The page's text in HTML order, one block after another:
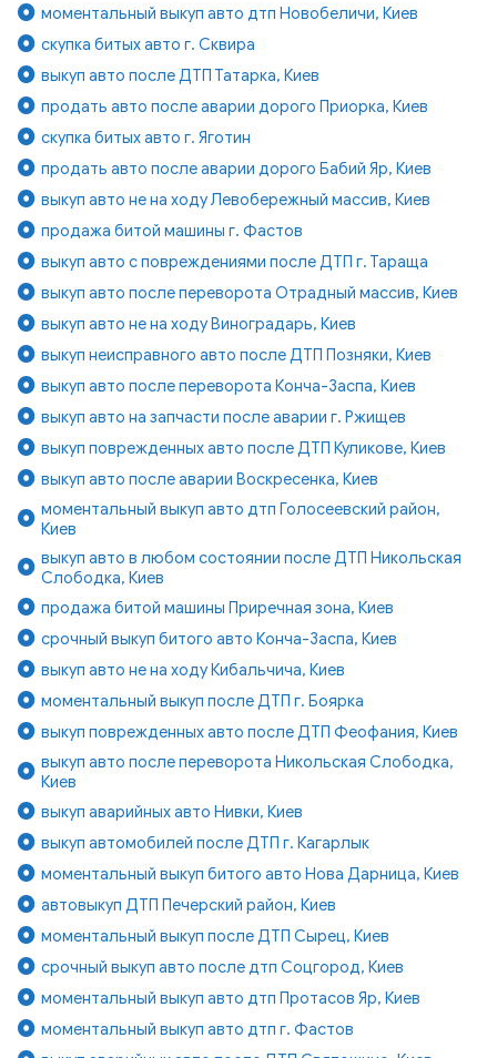
моментальный выкуп авто дтп Новобеличи, Киев
скупка битых авто г. Сквира
выкуп авто после ДТП Татарка, Киев
продать авто после аварии дорого Приорка, Киев
скупка битых авто г. Яготин
продать авто после аварии дорого Бабий Яр, Киев
выкуп авто не на ходу Левобережный массив, Киев
продажа битой машины г. Фастов
выкуп авто с повреждениями после ДТП г. Тараща
выкуп авто после переворота Отрадный массив, Киев
выкуп авто не на ходу Виноградарь, Киев
выкуп неисправного авто после ДТП Позняки, Киев
выкуп авто после переворота Конча-Заспа, Киев
выкуп авто на запчасти после аварии г. Ржищев
выкуп поврежденных авто после ДТП Куликове, Киев
выкуп авто после аварии Воскресенка, Киев
моментальный выкуп авто дтп Голосеевский район,
Киев
выкуп авто в любом состоянии после ДТП Никольская
Слободка, Киев
продажа битой машины Приречная зона, Киев
срочный выкуп битого авто Конча-Заспа, Киев
выкуп авто не на ходу Кибальчича, Киев
моментальный выкуп после ДТП г. Боярка
выкуп поврежденных авто после ДТП Феофания, Киев
выкуп авто после переворота Никольская Слободка,
Киев
выкуп аварийных авто Нивки, Киев
выкуп автомобилей после ДТП г. Кагарлык
моментальный выкуп битого авто Нова Дарница, Киев
автовыкуп ДТП Печерский район, Киев
моментальный выкуп после ДТП Сырец, Киев
срочный выкуп авто после дтп Соцгород, Киев
моментальный выкуп авто дтп Протасов Яр, Киев
моментальный выкуп авто дтп г. Фастов